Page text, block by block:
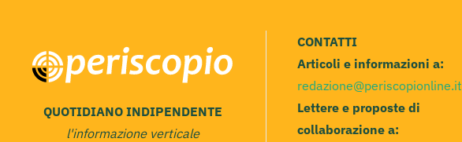
QUOTIDIANO INDIPENDENTE
l'informazione verticale
CONTATTI
Articoli e informazioni a:
redazione@periscopionline.it
Lettere e proposte di
collaborazione a: